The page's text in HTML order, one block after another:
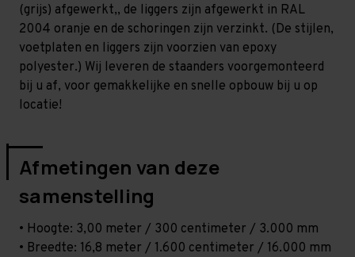
(grijs) afgewerkt,, de liggers zijn afgewerkt in RAL
2004 oranje en de schoringen zijn verzinkt. (De stijlen,
voetplaten en liggers zijn voorzien van epoxy
polyester.) Wij leveren de staanders voorgemonteerd
bij u af, voor gemakkelijke en snelle opbouw bij u op
locatie!
Afmetingen van deze
samenstelling
• Hoogte: 3,00 meter / 300 centimeter / 3.000 mm
• Breedte: 16,8 meter / 1.600 centimeter / 16.000 mm